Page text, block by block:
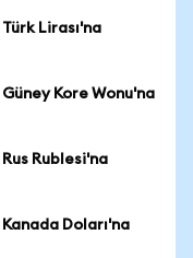
Lirası'na
Kore Wonu'na
Rublesi'na
Doları'na